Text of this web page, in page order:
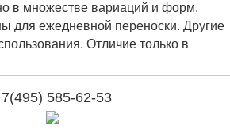
в множестве вариаций и форм.
для ежедневной переноски. Другие
Отличие только в
585-62-53